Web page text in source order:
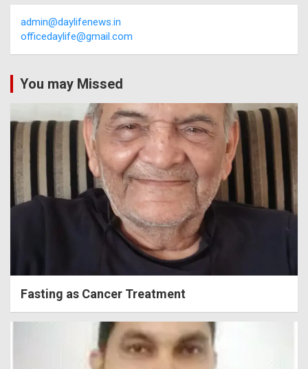
admin@daylifenews.in
officedaylife@gmail.com
You may Missed
Fasting as Cancer Treatment